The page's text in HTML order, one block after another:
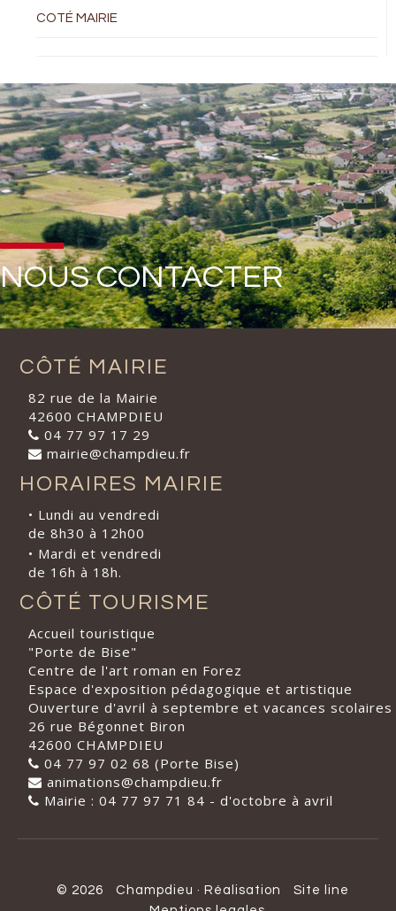
COTÉ MAIRIE
NOUS CONTACTER
CÔTÉ MAIRIE
82 rue de la Mairie
42600 CHAMPDIEU
04 77 97 17 29
mairie@champdieu.fr
HORAIRES MAIRIE
• Lundi au vendredi
de 8h30 à 12h00
• Mardi et vendredi
de 16h à 18h.
CÔTÉ TOURISME
Accueil touristique
"Porte de Bise"
Centre de l'art roman en Forez
Espace d'exposition pédagogique et artistique
Ouverture d'avril à septembre et vacances scolaires
26 rue Bégonnet Biron
42600 CHAMPDIEU
04 77 97 02 68 (Porte Bise)
animations@champdieu.fr
Mairie : 04 77 97 71 84 - d'octobre à avril
© 2026 Champdieu · Réalisation
Site line